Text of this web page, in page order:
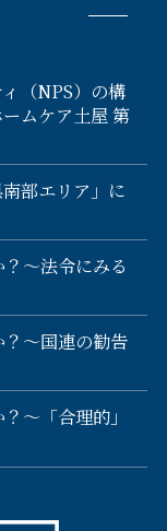
（NPS）の構
ムケア土屋 第
部エリア」に
～法令にみる
～国連の勧告
～「合理的」